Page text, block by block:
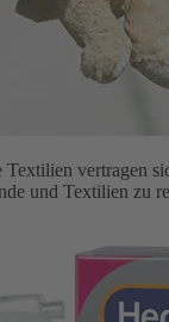
vertragen
und Textilien zu